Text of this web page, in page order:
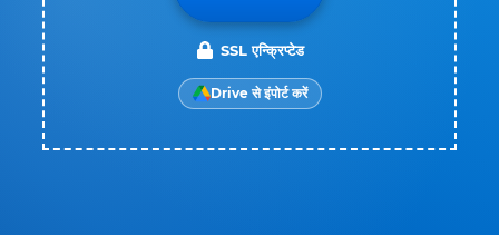
SSL एन्क्रिप्टेड
Drive से इंपोर्ट करें